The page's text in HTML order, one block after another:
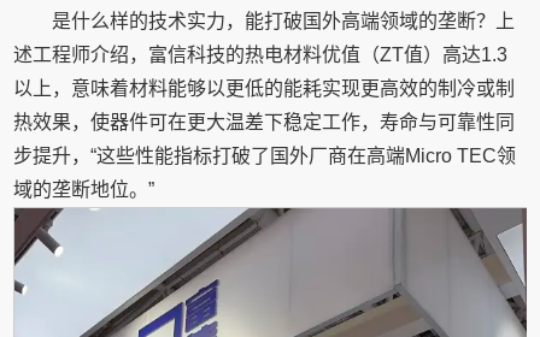
是什么样的技术实力，能打破国外高端领域的垄断？上
述工程师介绍，富信科技的热电材料优值（ZT值）高达1.3
以上，意味着材料能够以更低的能耗实现更高效的制冷或制
热效果，使器件可在更大温差下稳定工作，寿命与可靠性同
步提升，“这些性能指标打破了国外厂商在高端Micro TEC领
域的垄断地位。”